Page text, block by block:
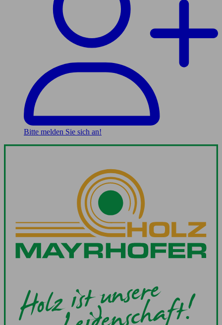
Bitte melden Sie sich an!